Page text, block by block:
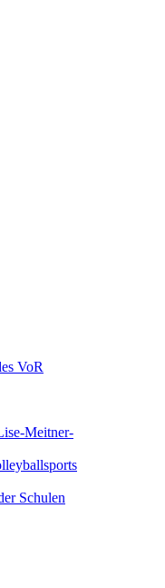
VoR
Meitner-
Schulen